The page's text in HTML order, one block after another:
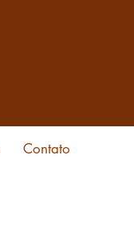
Contato